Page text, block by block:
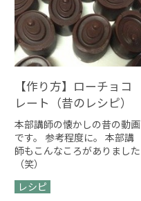
【作り方】ローチョコ
レート（昔のレシピ）
本部講師の懐かしの昔の動画
です。 参考程度に。 本部講
師もこんなころがありました
（笑）
レシピ